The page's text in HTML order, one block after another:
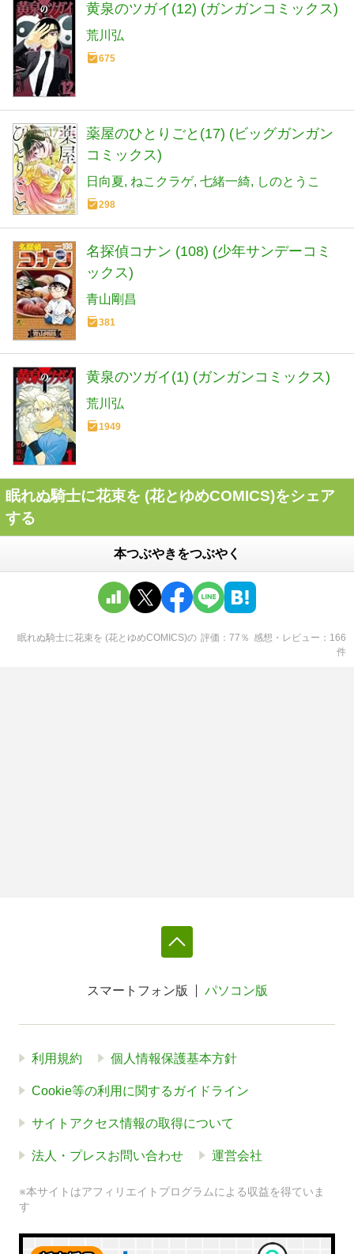
黄泉のツガイ(12) (ガンガンコミックス)
荒川弘
675
薬屋のひとりごと(17) (ビッグガンガン
コミックス)
日向夏 ねこクラゲ 七緒一綺 しのとうこ
298
名探偵コナン (108) (少年サンデーコミ
ックス)
青山剛昌
381
黄泉のツガイ(1) (ガンガンコミックス)
荒川弘
1949
眠れぬ騎士に花束を (花とゆめCOMICS)をシェア
する
本つぶやきをつぶやく
眠れぬ騎士に花束を (花とゆめCOMICS)の 評価 77 ％ 感想・レビュー
166
件
スマートフォン版 パソコン版
利用規約 個人情報保護基本方針
Cookie等の利用に関するガイドライン
サイトアクセス情報の取得について
法人・プレスお問い合わせ 運営会社
※本サイトはアフィリエイトプログラムによる収益を得ていま
す